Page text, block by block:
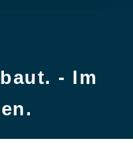
- Im